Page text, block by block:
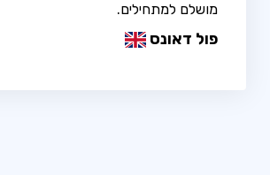
מושלם למתחילים.
פול דאונס